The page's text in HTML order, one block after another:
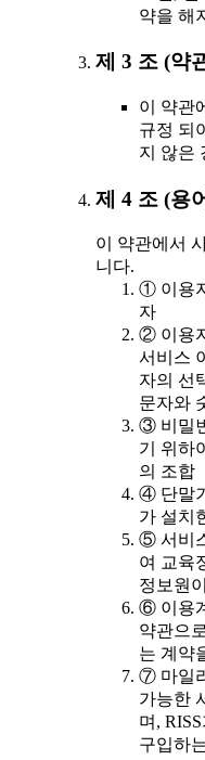
약을 해
제 3 조 (약
이 약관
규정 되
지 않은
제 4 조 (용
이 약관에서
니다.
① 이용
자
② 이용
서비스
자의 선
문자와
③ 비밀
기 위하
의 조합
④ 단말
가 설치
⑤ 서비
여 교육
정보원
⑥ 이용
약관으
는 계약
⑦ 마일
가능한
며,
구입하